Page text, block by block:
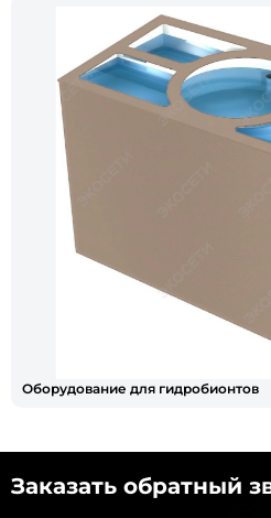
Оборудование для гидробионтов
Заказать обратный